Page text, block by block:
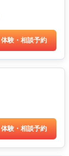
体験・相談予約
体験・相談予約